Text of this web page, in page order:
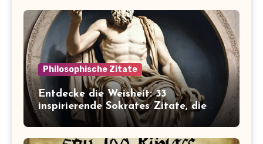
Philosophische Zitate
Entdecke die Weisheit: 33
inspirierende Sokrates Zitate, die
dein Leben verändern werden